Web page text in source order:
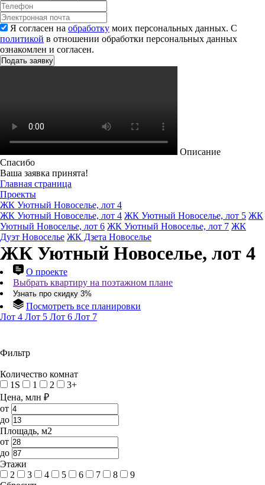
Я согласен на обработку моих персональных данных. С
политикой в отношении обработки персональных данных
ознакомлен и согласен.
Описание
Спасибо
Ваша заявка принята!
Главная страница
Проекты
ЖК Уютный Новоселье, лот 4
ЖК Уютный Новоселье, лот 4 ЖК Уютный Новоселье, лот 5 ЖК
Уютный Новоселье, лот 6 ЖК Уютный Новоселье, лот 7 ЖК
Дуэт Новоселье ЖК Дзета Новоселье
ЖК Уютный Новоселье, лот 4
О проекте
Выбрать квартиру на поэтажном плане
Узнать про скидку 3%
Посмотреть все планировки
Лот 4 Лот 5 Лот 6 Лот 7
Фильтр
Количество комнат
1S
1 2
3+
Цена, млн ₽
от
до
Площадь, м2
от
до
Этажи
2
3 4 5 6 7 8
9